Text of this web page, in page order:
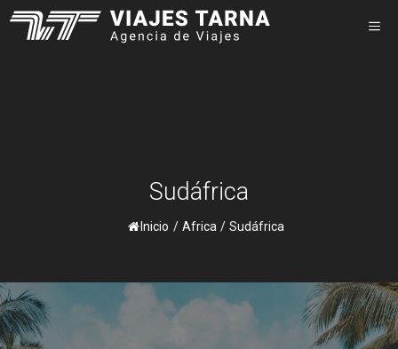
Saltar
Sudáfrica
Inicio / Africa / Sudáfrica